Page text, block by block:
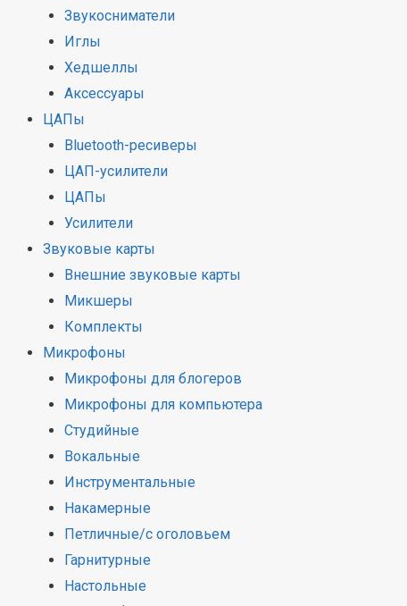
Звукосниматели
Иглы
Хедшеллы
Аксессуары
ЦАПы
Bluetooth-ресиверы
ЦАП-усилители
ЦАПы
Усилители
Звуковые карты
Внешние звуковые карты
Микшеры
Комплекты
Микрофоны
Микрофоны для блогеров
Микрофоны для компьютера
Студийные
Вокальные
Инструментальные
Накамерные
Петличные/с оголовьем
Гарнитурные
Настольные